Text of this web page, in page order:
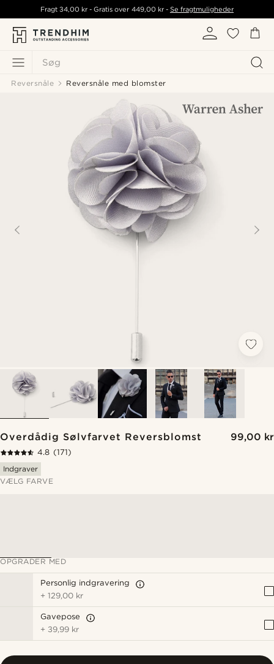
Søg
Fragt34,00 kr - Gratis over 449,00 kr- Se fragtmuligheder
Reversnåle Reversnåle med blomster
Overdådig Sølvfarvet Reversblomst 99,00 kr
4.8 (171)
Indgraver
VÆLG FARVE
OPGRADER MED
Personlig indgravering
+129,00 kr
Gavepose
+ 39,99 kr